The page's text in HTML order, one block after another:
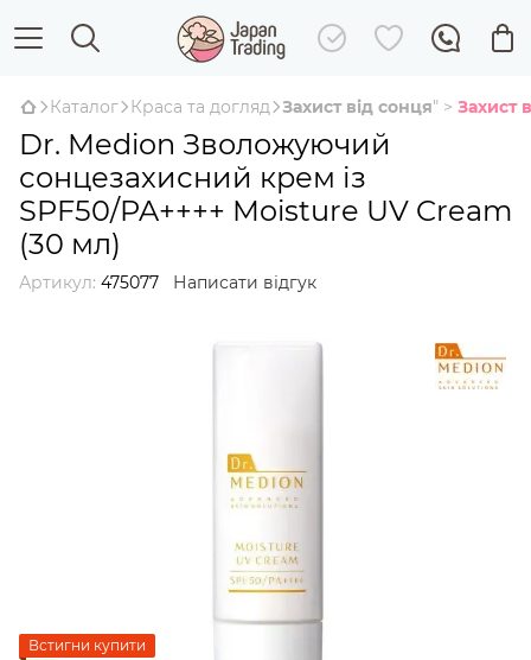
Каталог Краса та догляд Захист від сонця" > Захист
Dr. Medion Зволожуючий
сонцезахисний крем із
SPF50/PA++++ Moisture UV Cream
(30 мл)
Артикул: 475077 Написати відгук
Встигни купити